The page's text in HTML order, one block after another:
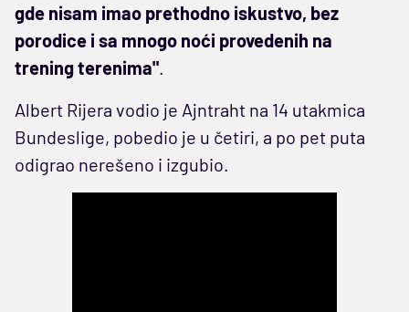
gde nisam imao prethodno iskustvo, bez
porodice i sa mnogo noći provedenih na
trening terenima".
Albert Rijera vodio je Ajntraht na 14 utakmica
Bundeslige, pobedio je u četiri, a po pet puta
odigrao nerešeno i izgubio.